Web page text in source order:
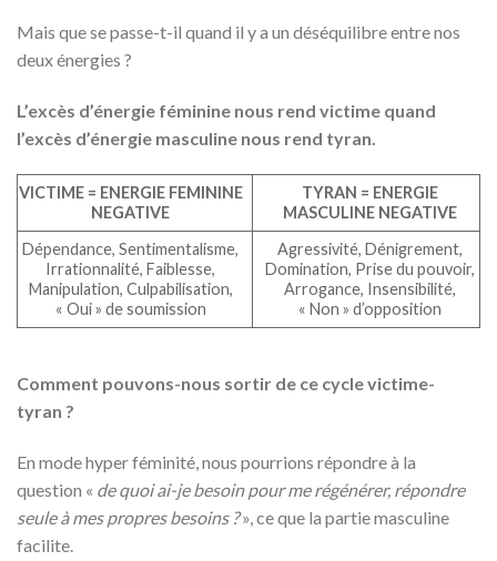
Mais que se passe-t-il quand il y a un déséquilibre entre nos
deux énergies ?
L’excès d’énergie féminine nous rend victime quand
l’excès d’énergie masculine nous rend tyran.
VICTIME = ENERGIE FEMININE
NEGATIVE
TYRAN = ENERGIE
MASCULINE NEGATIVE
Dépendance, Sentimentalisme,
Irrationnalité, Faiblesse,
Manipulation, Culpabilisation,
« Oui » de soumission
Agressivité, Dénigrement,
Domination, Prise du pouvoir,
Arrogance, Insensibilité,
« Non » d’opposition
Comment pouvons-nous sortir de ce cycle victime-
tyran ?
En mode hyper féminité, nous pourrions répondre à la
question « de quoi ai-je besoin pour me régénérer, répondre
seule à mes propres besoins ?», ce que la partie masculine
facilite.